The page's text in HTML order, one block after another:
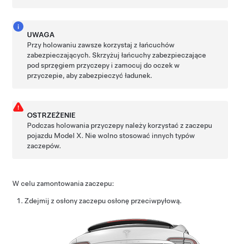
UWAGA
Przy holowaniu zawsze korzystaj z łańcuchów
zabezpieczających. Skrzyżuj łańcuchy zabezpieczające
pod sprzęgiem przyczepy i zamocuj do oczek w
przyczepie, aby zabezpieczyć ładunek.
OSTRZEŻENIE
Podczas holowania przyczepy należy korzystać z zaczepu
pojazdu Model X. Nie wolno stosować innych typów
zaczepów.
W celu zamontowania zaczepu:
Zdejmij z osłony zaczepu osłonę przeciwpyłową.